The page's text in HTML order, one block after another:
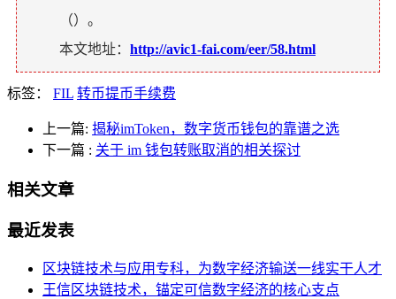
（）。
本文地址： http://avic1-fai.com/eer/58.html
标签： FIL 转币提币手续费
上一篇: 揭秘imToken，数字货币钱包的靠谱之选
下一篇 : 关于 im 钱包转账取消的相关探讨
相关文章
最近发表
区块链技术与应用专科，为数字经济输送一线实干人才
王信区块链技术，锚定可信数字经济的核心支点